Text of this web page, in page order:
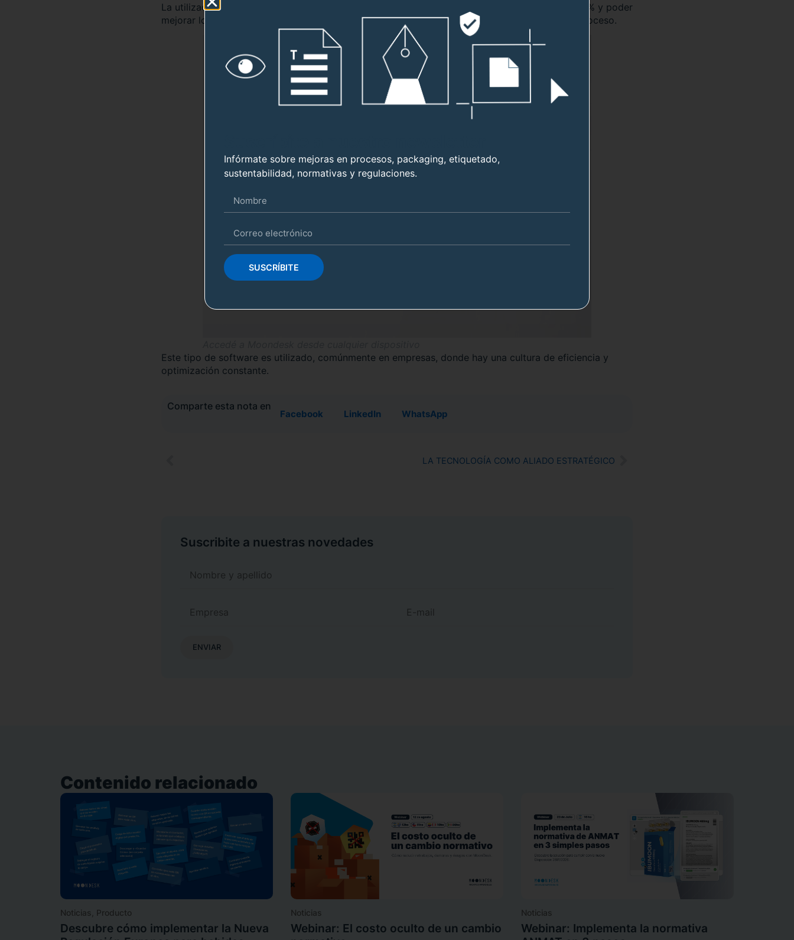
La utilización de Moondesk permite reducir los errores hasta un 100%, los reprocesos en un 60% y poder
mejorar los tiempos de aprobación en un 55%, logrando la trazabilidad a lo largo de todo el proceso.
Este tipo de software es utilizado, comúnmente en empresas, donde hay una cultura de eficiencia y
optimización constante.
Comparte esta nota en
Facebook LinkedIn WhatsApp
LA TECNOLOGÍA COMO ALIADO ESTRATÉGICO
Suscribite a nuestras novedades
ENVIAR
Contenido relacionado
Noticias Producto
Descubre cómo implementar la Nueva
Noticias
Webinar: El costo oculto de un cambio
Noticias
Webinar: Implementa la normativa
Infórmate sobre mejoras en procesos, packaging, etiquetado,
sustentabilidad, normativas y regulaciones.
SUSCRÍBITE